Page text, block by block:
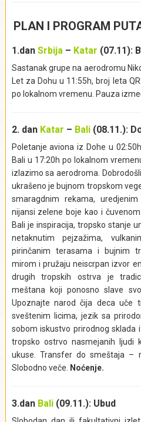
PLAN I PROGRAM
1.dan Srbija – Katar (07.11):
Sastanak grupe na aerodromu
Let za Dohu u 11:55h, broj leta
po lokalnom vremenu. Pauza
2. dan Katar – Bali(08.11.):
Poletanje aviona iz Dohe u
Bali u 17:20h po lokalnom
izlazimo sa aerodroma.
ukrašeno je bujnom tropskom
smaragdnim rekama,
nijansi zelene boje kao i
Bali je inspiracija, tropsko stanje
netaknutim pejzažima,
pirinčanim terasama i bujnim
mirom i pružaju neiscrpan izvor
drugih tropskih ostrva je
meštana koji ponosno slave
Upoznajte narod čija deca uče
sveštenim licima, jezik sa
sobom iskustvo prirodnog sklada
tropsko ostrvo nasmejanih ljudi
ukuse. Transfer do smeštaja –
Slobodno veče.
Noćenje.
3.dan Bali (09.11.): Ubud